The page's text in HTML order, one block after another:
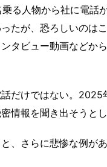
る人物から社に電話
たが、恐ろしいのは
タビュー動画などか
だけではない。2025
情報を聞き出そうと
、さらに悲惨な例が